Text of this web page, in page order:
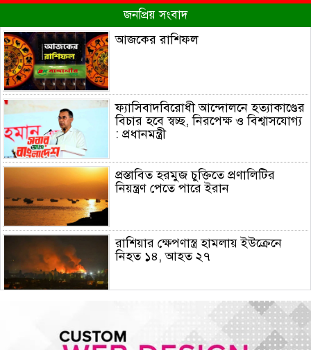
জনপ্রিয় সংবাদ
আজকের রাশিফল
ফ্যাসিবাদবিরোধী আন্দোলনে হত্যাকাণ্ডের
বিচার হবে স্বচ্ছ, নিরপেক্ষ ও বিশ্বাসযোগ্য
: প্রধানমন্ত্রী
প্রস্তাবিত হরমুজ চুক্তিতে প্রণালিটির
নিয়ন্ত্রণ পেতে পারে ইরান
রাশিয়ার ক্ষেপণাস্ত্র হামলায় ইউক্রেনে
নিহত ১৪, আহত ২৭
হামের উপসর্গে আরও ৫ শিশুর মৃত্যু